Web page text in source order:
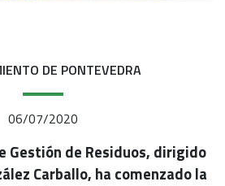
DE PONTEVEDRA
06/07/2020
Gestión de Residuos, dirigido
Carballo, ha comenzado la